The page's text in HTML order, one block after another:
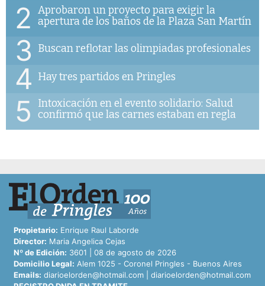
2
Aprobaron un proyecto para exigir la
apertura de los baños de la Plaza San Martín
3 Buscan reflotar las olimpiadas profesionales
4 Hay tres partidos en Pringles
5
Intoxicación en el evento solidario: Salud
confirmó que las carnes estaban en regla
Propietario: Enrique Raul Laborde
Director: Maria Angelica Cejas
Nº de Edición: 3601 | 08 de agosto de 2026
Domicilio Legal: Alem 1025 - Coronel Pringles - Buenos Aires
Emails: diarioelorden@hotmail.com
diarioelorden@hotmail.com